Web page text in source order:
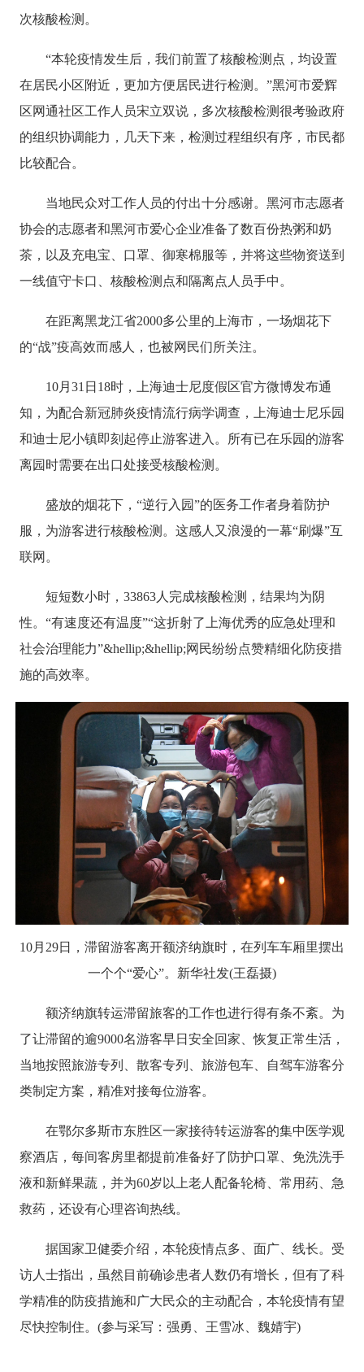
次核酸检测。
“本轮疫情发生后，我们前置了核酸检测点，均设置
在居民小区附近，更加方便居民进行检测。”黑河市爱辉
区网通社区工作人员宋立双说，多次核酸检测很考验政府
的组织协调能力，几天下来，检测过程组织有序，市民都
比较配合。
当地民众对工作人员的付出十分感谢。黑河市志愿者
协会的志愿者和黑河市爱心企业准备了数百份热粥和奶
茶，以及充电宝、口罩、御寒棉服等，并将这些物资送到
一线值守卡口、核酸检测点和隔离点人员手中。
在距离黑龙江省2000多公里的上海市，一场烟花下
的“战”疫高效而感人，也被网民们所关注。
10月31日18时，上海迪士尼度假区官方微博发布通
知，为配合新冠肺炎疫情流行病学调查，上海迪士尼乐园
和迪士尼小镇即刻起停止游客进入。所有已在乐园的游客
离园时需要在出口处接受核酸检测。
盛放的烟花下，“逆行入园”的医务工作者身着防护
服，为游客进行核酸检测。这感人又浪漫的一幕“刷爆”互
联网。
短短数小时，33863人完成核酸检测，结果均为阴
性。“有速度还有温度”“这折射了上海优秀的应急处理和
社会治理能力”&hellip;&hellip;网民纷纷点赞精细化防疫措
施的高效率。
10月29日，滞留游客离开额济纳旗时，在列车车厢里摆出
一个个“爱心”。新华社发(王磊摄)
额济纳旗转运滞留旅客的工作也进行得有条不紊。为
了让滞留的逾9000名游客早日安全回家、恢复正常生活，
当地按照旅游专列、散客专列、旅游包车、自驾车游客分
类制定方案，精准对接每位游客。
在鄂尔多斯市东胜区一家接待转运游客的集中医学观
察酒店，每间客房里都提前准备好了防护口罩、免洗洗手
液和新鲜果蔬，并为60岁以上老人配备轮椅、常用药、急
救药，还设有心理咨询热线。
据国家卫健委介绍，本轮疫情点多、面广、线长。受
访人士指出，虽然目前确诊患者人数仍有增长，但有了科
学精准的防疫措施和广大民众的主动配合，本轮疫情有望
尽快控制住。(参与采写：强勇、王雪冰、魏婧宇)